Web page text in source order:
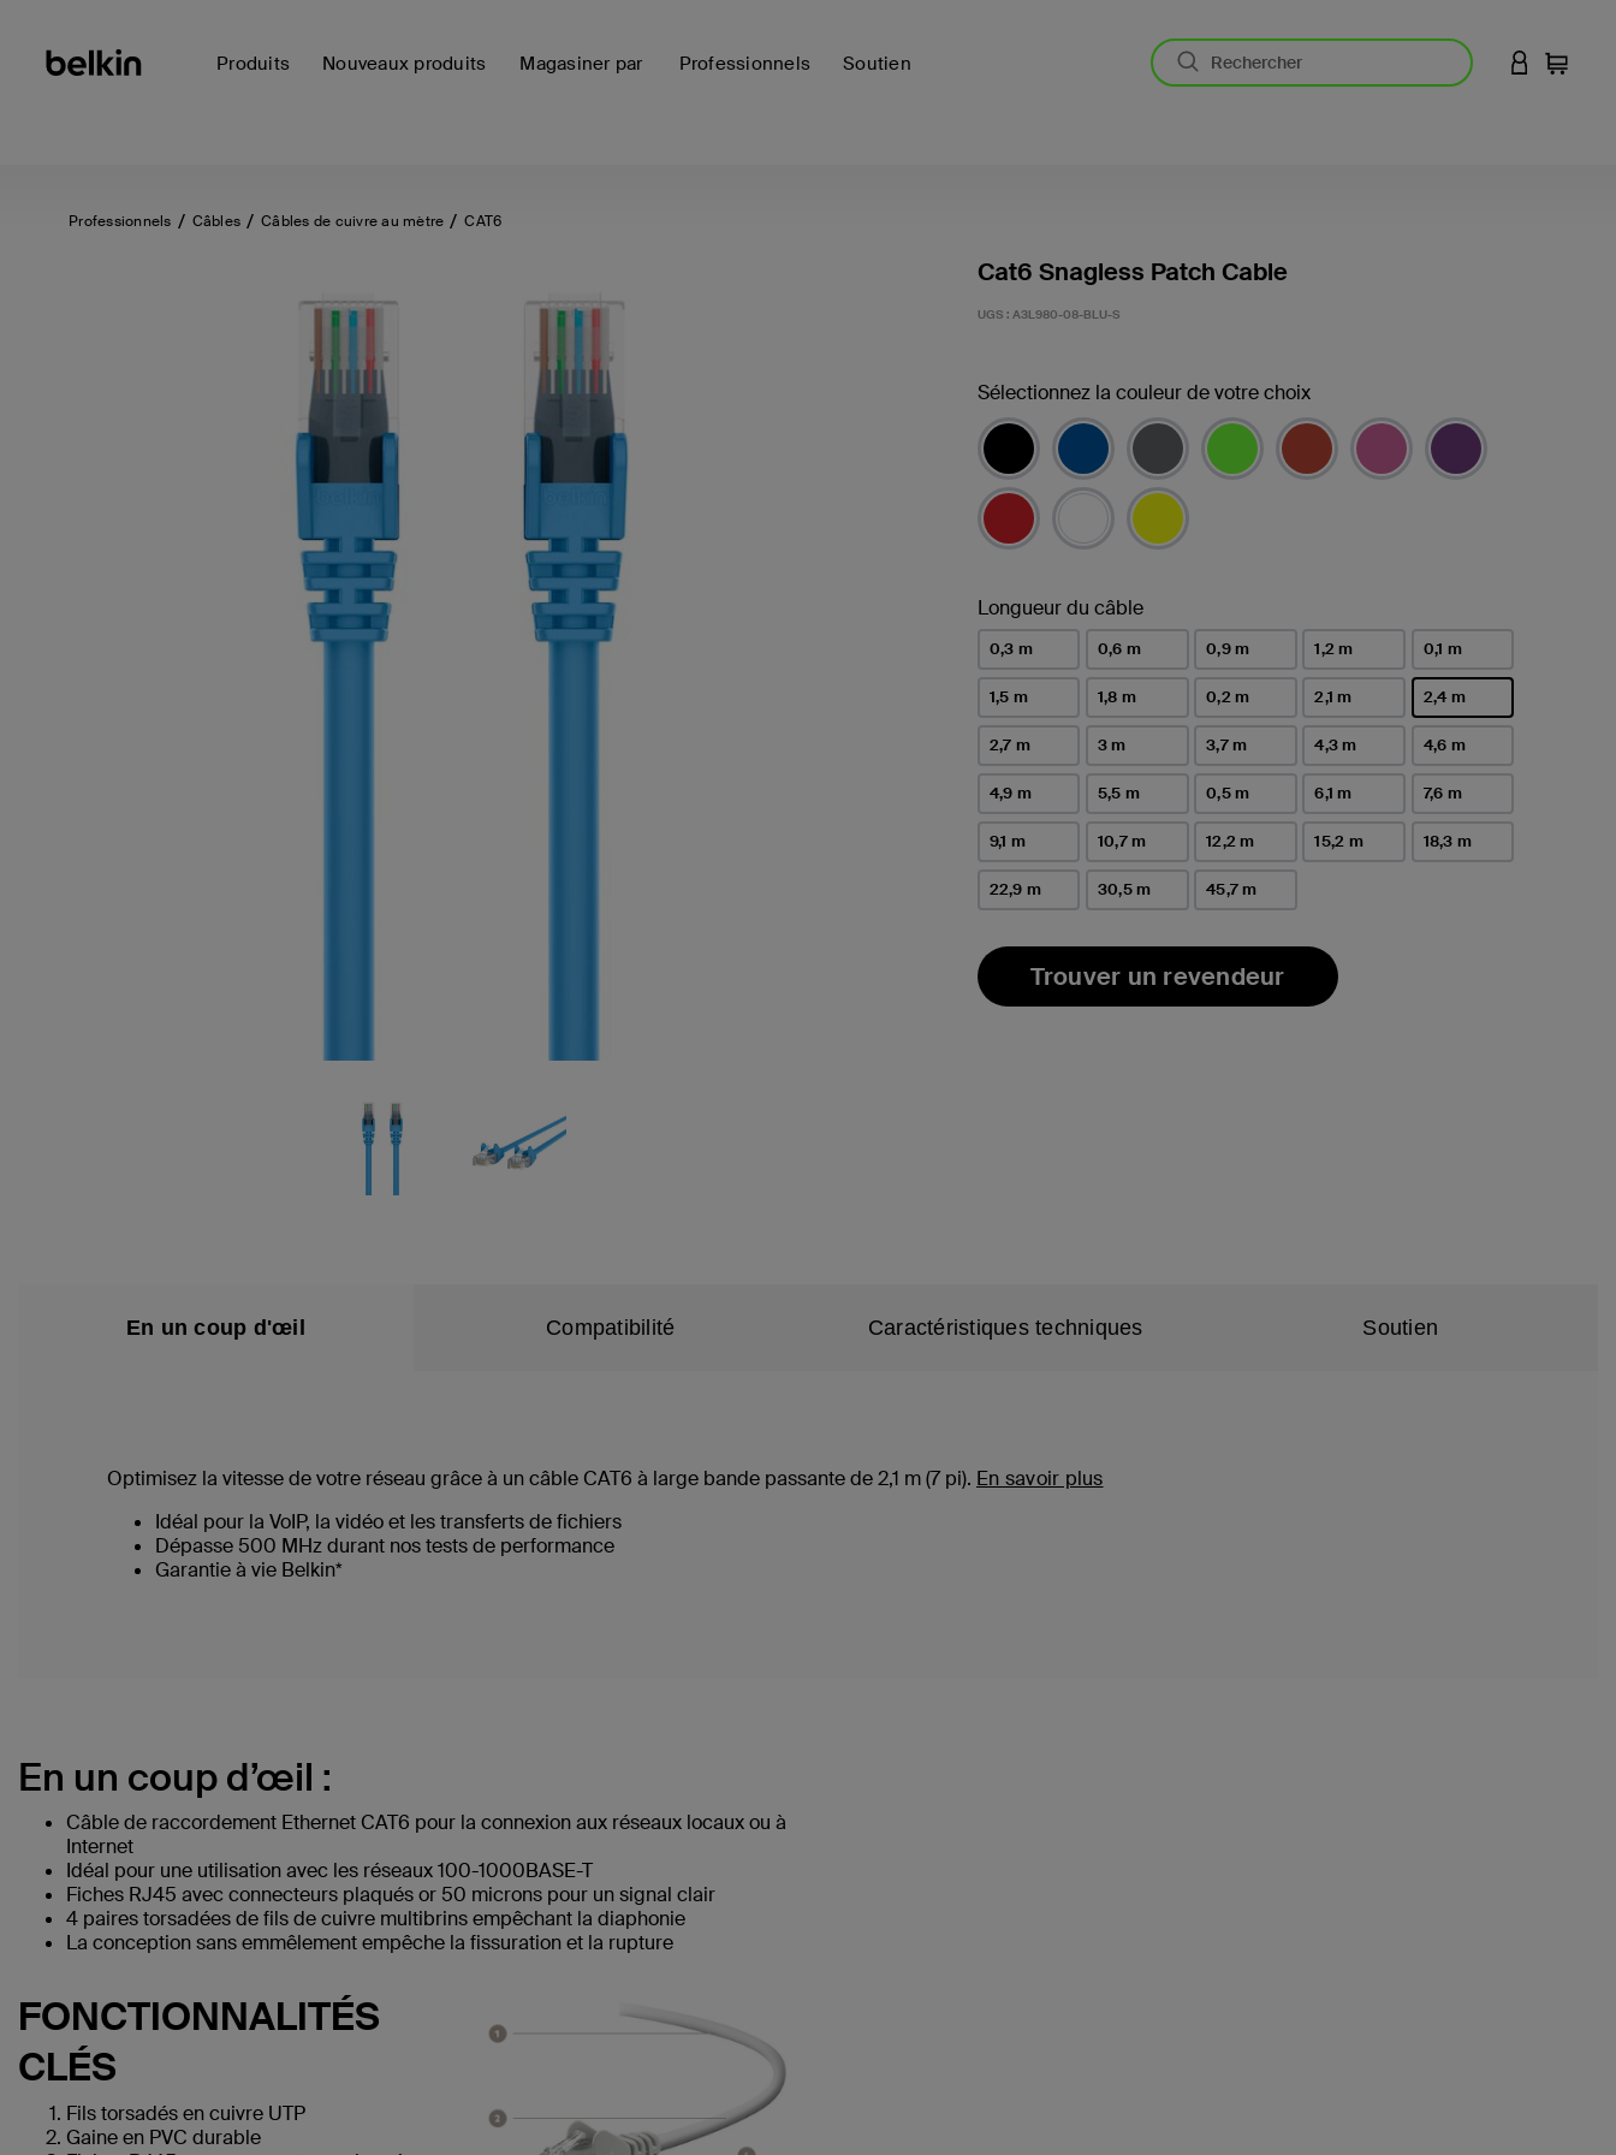
Produits Nouveaux produits Magasiner par Professionnels Soutien Panier
Professionnels Câbles Câbles de cuivre au mètre CAT6
Cat6 Snagless Patch Cable
UGS : A3L980-08-BLU-S
Sélectionnez la couleur de votre choix
Longueur du câble
0,3 m 0,6 m 0,9 m 1,2 m 0,1 m
1,5 m 1,8 m 0,2 m 2,1 m 2,4 m
sélectionné(s)
2,7 m 3 m 3,7 m 4,3 m 4,6 m
4,9 m 5,5 m 0,5 m 6,1 m 7,6 m
9,1 m 10,7 m 12,2 m 15,2 m 18,3 m
22,9 m 30,5 m 45,7 m
Trouver un revendeur
En un coup d'œil Compatibilité Caractéristiques techniques Soutien
Optimisez la vitesse de votre réseau grâce à un câble CAT6 à large bande passante de 2,1 m (7pi). En savoir plus
Idéal pour la VoIP, la vidéo et les transferts de fichiers
Dépasse 500 MHz durant nos tests de performance
Garantie à vie Belkin*
En un coup d’œil :
Câble de raccordement Ethernet CAT6 pour la connexion aux réseaux locaux ou à
Internet
Idéal pour une utilisation avec les réseaux 100-1000BASE-T
Fiches RJ45 avec connecteurs plaqués or 50 microns pour un signal clair
4 paires torsadées de fils de cuivre multibrins empêchant la diaphonie
La conception sans emmêlement empêche la fissuration et la rupture
FONCTIONNALITÉS
CLÉS
Fils torsadés en cuivre UTP
Gaine en PVC durable